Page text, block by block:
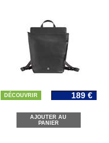
DÉCOUVRIR 189 €
AJOUTER AU
PANIER